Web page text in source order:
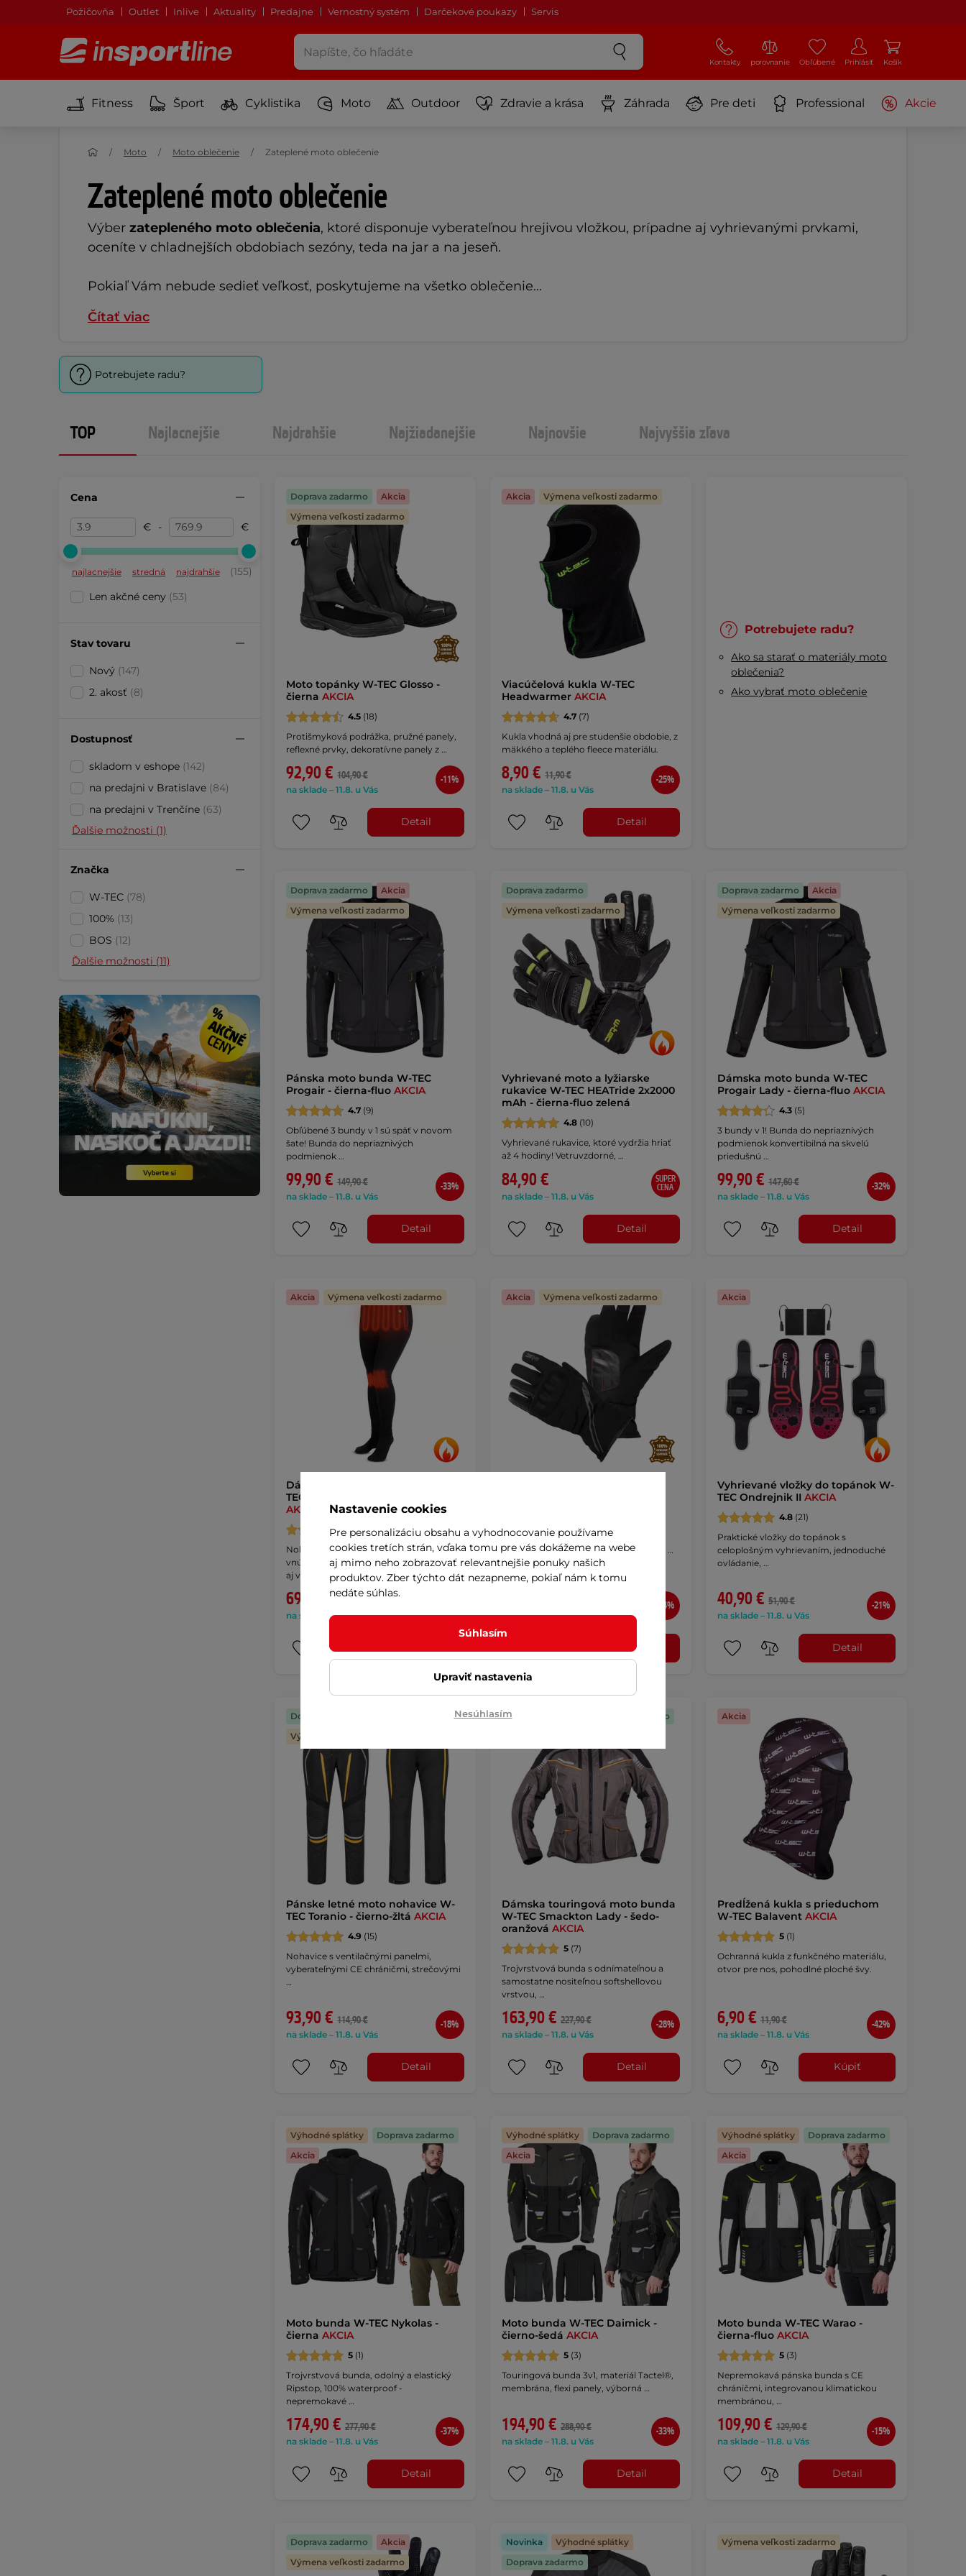
Požičovňa Outlet Inlive Aktuality Predajne Vernostný systém Darčekové poukazy Servis
Kontakty porovnanie Obľúbené Prihlásiť Košík
Fitness Šport Cyklistika Moto Outdoor Zdravie a krása Záhrada Pre deti Professional Akcie
Zateplené moto oblečenie
Výber zatepleného moto oblečenia, ktoré disponuje vyberateľnou hrejivou vložkou, prípadne aj vyhrievanými prvkami,
oceníte v chladnejších obdobiach sezóny, teda na jar a na jeseň.
Pokiaľ Vám nebude sedieť veľkosť, poskytujeme na všetko oblečenie...
Čítať viac
Moto Moto oblečenie Zateplené moto oblečenie
Potrebujete radu?
TOP Najlacnejšie Najdrahšie Najžiadanejšie Najnovšie Najvyššia zľava
Cena
€ - €
najlacnejšie stredná najdrahšie
(155)
Len akčné ceny (53)
Stav tovaru
Nový (147)
2. akosť (8)
Dostupnosť
skladom v eshope (142)
na predajni v Bratislave (84)
na predajni v Trenčíne (63)
Ďalšie možnosti (1)
Značka
W-TEC (78)
100% (13)
BOS (12)
Ďalšie možnosti (11)
Doprava zadarmo
Akcia
Výmena veľkosti zadarmo
Moto topánky W-TEC Glosso -
čierna AKCIA
4.5 (18)
Protišmyková podrážka, pružné panely,
reflexné prvky, dekoratívne panely z …
92,90 € 104,90 €
na sklade – 11.8. u Vás
-11%
Detail
Akcia Výmena veľkosti zadarmo
Viacúčelová kukla W-TEC
Headwarmer AKCIA
4.7(7)
Kukla vhodná aj pre studenšie obdobie, z
mäkkého a teplého fleece materiálu.
8,90 € 11,90 €
na sklade – 11.8. u Vás
-25%
Detail
Potrebujete radu?
Ako sa starať o materiály moto
oblečenia?
Ako vybrať moto oblečenie
Doprava zadarmo
Akcia
Výmena veľkosti zadarmo
Pánska moto bunda W-TEC
Progair - čierna-fluo AKCIA
4.7 (9)
Obľúbené 3 bundy v 1 sú späť v novom
šate! Bunda do nepriaznivých
podmienok …
99,90 € 149,90 €
na sklade – 11.8. u Vás
-33%
Detail
Doprava zadarmo
Výmena veľkosti zadarmo
Vyhrievané moto a lyžiarske
rukavice W-TEC HEATride 2x2000
mAh - čierna-fluo zelená
4.8(10)
Vyhrievané rukavice, ktoré vydržia hriať
až 4 hodiny! Vetruvzdorné, …
84,90 €
na sklade – 11.8. u Vás
SUPER
CENA
Detail
Doprava zadarmo
Akcia
Výmena veľkosti zadarmo
Dámska moto bunda W-TEC
Progair Lady - čierna-fluo AKCIA
4.3(5)
3 bundy v 1! Bunda do nepriaznivých
podmienok konvertibilná na skvelú
priedušnú …
99,90 € 147,60 €
na sklade – 11.8. u Vás
-32%
Detail
Akcia Výmena veľkosti zadarmo
Dámske vyhrievané nohavice W-
TEC Insupants Lady - čierna
AKCIA
5(5)
Nohavice s vyhrievaním a komfortnou
vnútornou podšívkou, vhodné na doma
aj von, …
69,90 €
na sklade – 11.8. u Vás
Akcia Výmena veľkosti zadarmo
Zateplené rukavice, výborná izolácia
proti chladu, polyuretánový protektor …
na sklade – 11.8. u Vás
-34%
Detail
Akcia
Vyhrievané vložky do topánok W-
TEC Ondrejnik II AKCIA
4.8(21)
Praktické vložky do topánok s
celoplošným vyhrievaním, jednoduché
ovládanie, …
40,90 € 51,90 €
na sklade – 11.8. u Vás
-21%
Detail
Doprava zadarmo
Výmena veľkosti zadarmo
Pánske letné moto nohavice W-
TEC Toranio - čierno-žltá AKCIA
4.9 (15)
Nohavice s ventilačnými panelmi,
vyberateľnými CE chráničmi, strečovými
93,90 € 114,90 €
na sklade – 11.8. u Vás
-18%
Detail
Výhodné splátky
Doprava zadarmo
Dámska touringová moto bunda
W-TEC Smackton Lady - šedo-
oranžová AKCIA
5(7)
Trojvrstvová bunda s odnímateľnou a
samostatne nositeľnou softshellovou
vrstvou, …
163,90 € 227,90 €
na sklade – 11.8. u Vás
-28%
Detail
Akcia
Predĺžená kukla s prieduchom
W-TEC Balavent AKCIA
5(1)
Ochranná kukla z funkčného materiálu,
otvor pre nos, pohodlné ploché švy.
6,90 € 11,90 €
na sklade – 11.8. u Vás
-42%
Kúpiť
Výhodné splátky
Doprava zadarmo
Akcia
Moto bunda W-TEC Nykolas -
čierna AKCIA
5 (1)
Trojvrstvová bunda, odolný a elastický
Ripstop, 100% waterproof -
nepremokavé …
174,90 € 277,90 €
na sklade – 11.8. u Vás
-37%
Detail
Výhodné splátky
Doprava zadarmo
Akcia
Moto bunda W-TEC Daimick -
čierno-šedá AKCIA
5(3)
Touringová bunda 3v1, materiál Tactel®,
membrána, flexi panely, výborná …
194,90 € 288,90 €
na sklade – 11.8. u Vás
-33%
Detail
Výhodné splátky
Doprava zadarmo
Akcia
Moto bunda W-TEC Warao -
čierna-fluo AKCIA
5(3)
Nepremokavá pánska bunda s CE
chráničmi, integrovanou klimatickou
membránou, …
109,90 € 129,90 €
na sklade – 11.8. u Vás
-15%
Detail
Doprava zadarmo
Akcia
Výmena veľkosti zadarmo
Novinka
Výhodné splátky
Doprava zadarmo
Výmena veľkosti zadarmo
Nastavenie cookies
Pre personalizáciu obsahu a vyhodnocovanie používame
cookies tretích strán, vďaka tomu pre vás dokážeme na webe
aj mimo neho zobrazovať relevantnejšie ponuky našich
produktov. Zber týchto dát nezapneme, pokiaľ nám k tomu
nedáte súhlas.
Súhlasím
Upraviť nastavenia
Nesúhlasím